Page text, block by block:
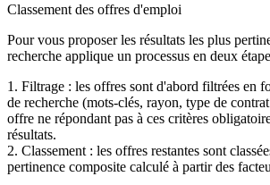
Classement des offres d'emploi
Pour vous proposer les résultats les plus
recherche applique un processus en deux
1. Filtrage : les offres sont d'abord filtrées en
de recherche (mots-clés, rayon, type de
offre ne répondant pas à ces critères
résultats.
2. Classement : les offres restantes sont
pertinence composite calculé à partir des